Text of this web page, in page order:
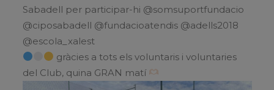
Sabadell per participar-hi @somsuportfundacio
@ciposabadell @fundacioatendis @adells2018
@escola_xalest
gràcies a tots els voluntaris i voluntaries
del Club, quina GRAN matí